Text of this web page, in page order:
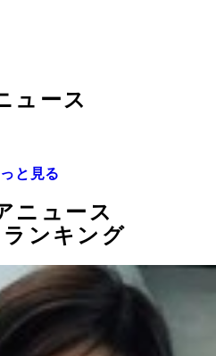
ュース
と見る
ニュース
ンキング